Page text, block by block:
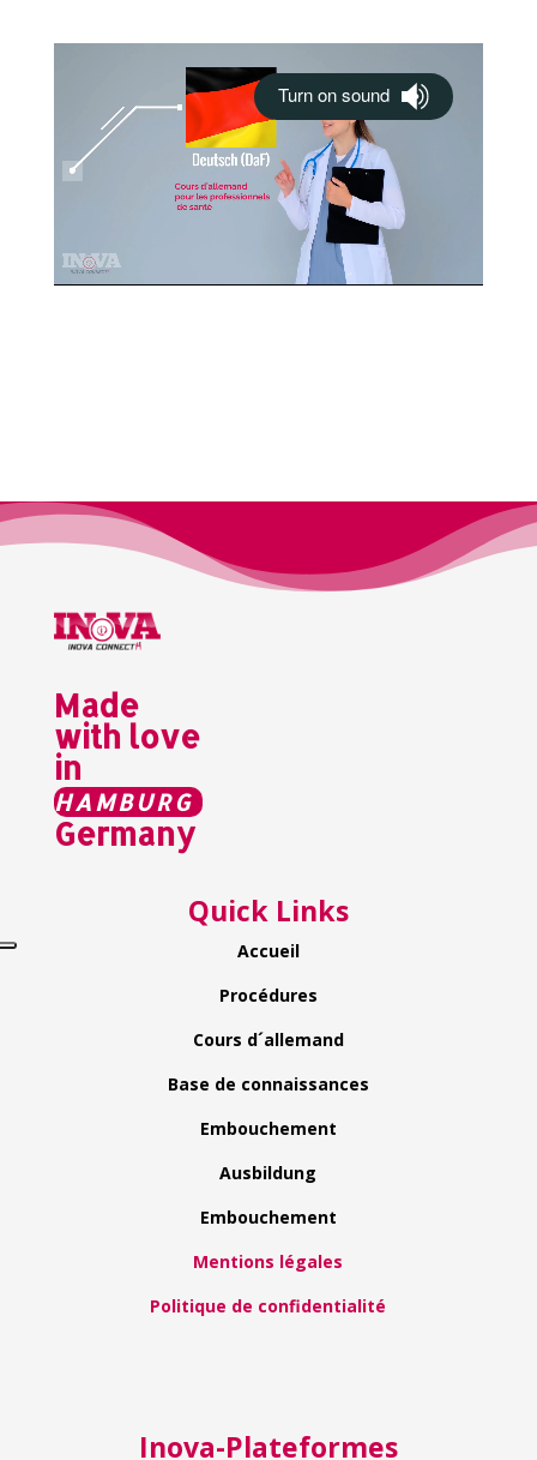
Made
with
love in
|
Germany
Quick Links
Accueil
Procédures
Cours d´allemand
Base de connaissances
Embouchement
Ausbildung
Embouchement
Mentions légales
Politique de confidentialité
Inova-Plateformes